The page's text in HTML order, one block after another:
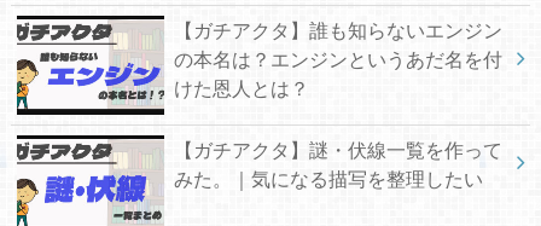
【ガチアクタ】誰も知らないエンジン
の本名は？エンジンというあだ名を付
けた恩人とは？
【ガチアクタ】謎・伏線一覧を作って
みた。｜気になる描写を整理したい